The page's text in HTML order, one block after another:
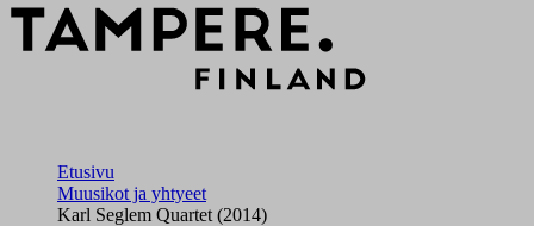
Etusivu
Muusikot ja yhtyeet
Karl Seglem Quartet (2014)